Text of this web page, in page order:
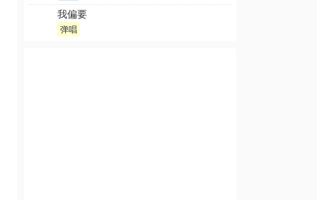
我偏要
弹唱